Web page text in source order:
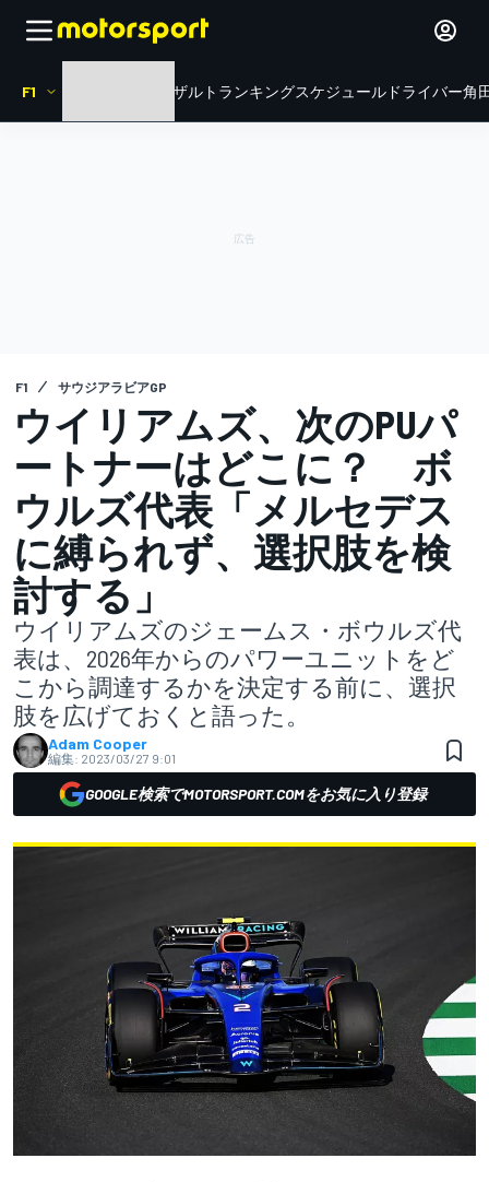
F1 リザルト ランキングスケジュール ドライバー角
F1 サウジアラビアGP
ウイリアムズ、次のPUパ
ートナーはどこに？ ボ
ウルズ代表「メルセデス
に縛られず、選択肢を検
討する」
ウイリアムズのジェームス・ボウルズ代
表は、2026年からのパワーユニットをど
こから調達するかを決定する前に、選択
肢を広げておくと語った。
Adam Cooper
編集: 2023/03/27 9:01
GOOGLE検索でMOTORSPORT.COMをお気に入り登録